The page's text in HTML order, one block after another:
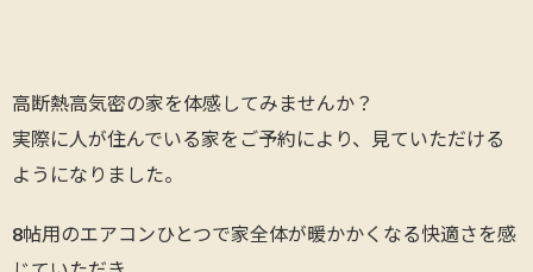
高断熱高気密の家を体感してみませんか？
実際に人が住んでいる家をご予約により、見ていただける
ようになりました。
8帖用のエアコンひとつで家全体が暖かかくなる快適さを感